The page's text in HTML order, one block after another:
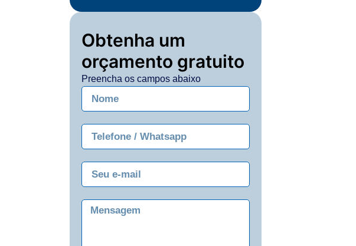
Obtenha um
orçamento gratuito
Preencha os campos abaixo